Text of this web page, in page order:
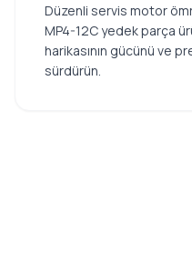
Düzenli servis motor
MP4-12C yedek parça
harikasının gücünü ve
sürdürün.